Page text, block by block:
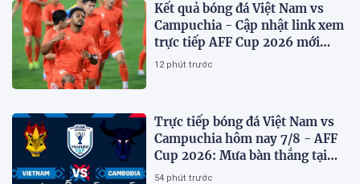
Kết quả bóng đá Việt Nam vs
Campuchia - Cập nhật link xem
trực tiếp AFF Cup 2026 mới
nhất
12 phút trước
Trực tiếp bóng đá Việt Nam vs
Campuchia hôm nay 7/8 - AFF
Cup 2026: Mưa bàn thắng tại
Mỹ Đình?
54 phút trước